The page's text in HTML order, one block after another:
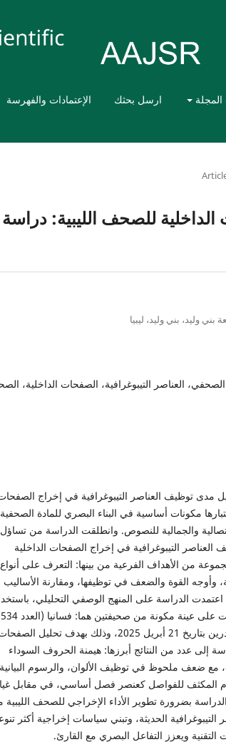
ارسل بحثك الإعتمادات والفهرسة
للصحف الليبية: دراسة
بني وليد، بني وليد، ليبيا
الصحفي، العناصر التيبوغرافية، الصفحات الداخلية،
مدى توظيف العناصر التيبوغرافية في إخراج
مكونات أساسية في البناء البصري للمادة
والجمالية للنصوص. وانطلقت الدراسة من تساؤل
التيبوغرافية في إخراج الصفحات الداخلية
من الأهداف الفرعية من بينها: التعرف على أنواع
وأوجه القوة والضعف في توظيفها، ومقارنة الأساليب
اعتمدت الدراسة على المنهج الوصفي التحليلي،
على عينة مكونة من صحيفتين هما: فسانيا
وفبراير (العدد 1309)، الصادرين بتاريخ 21 أبريل 2025، وذلك بهدف تحليل
إلى عدد من النتائج أبرزها: هيمنة الحروف السوداء
مع ضعف ملحوظ في توظيف الألوان، والرسوم
المكثف للفواصل كعنصر فصل أساسي، في مقابل
بضرورة تطوير الأداء الإخراجي للصحف الليبية
الحديثة، وتبني سياسات إخراجية أكثر
التقنية ويعزز التفاعل البصري مع القارئ.